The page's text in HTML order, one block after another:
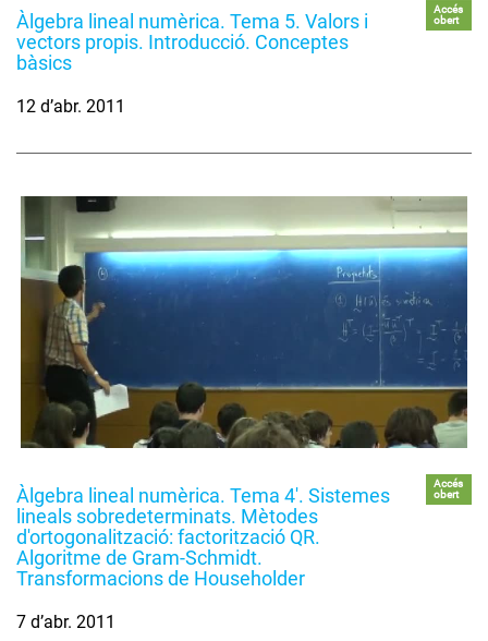
Àlgebra lineal numèrica. Tema 5. Valors i
vectors propis. Introducció. Conceptes
bàsics
Accés
obert
12 d’abr. 2011
Àlgebra lineal numèrica. Tema 4'. Sistemes
lineals sobredeterminats. Mètodes
d'ortogonalització: factorització QR.
Algoritme de Gram-Schmidt.
Transformacions de Householder
Accés
obert
7 d’abr. 2011